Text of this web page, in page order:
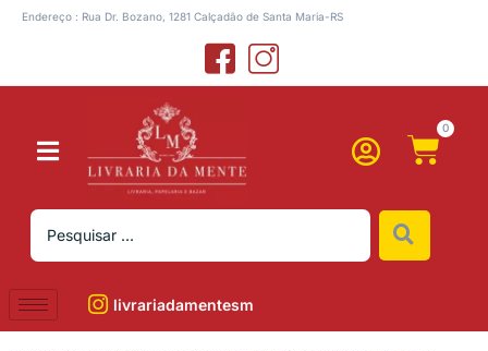
Endereço : Rua Dr. Bozano, 1281 Calçadão de Santa Maria-RS
0
livrariadamentesm